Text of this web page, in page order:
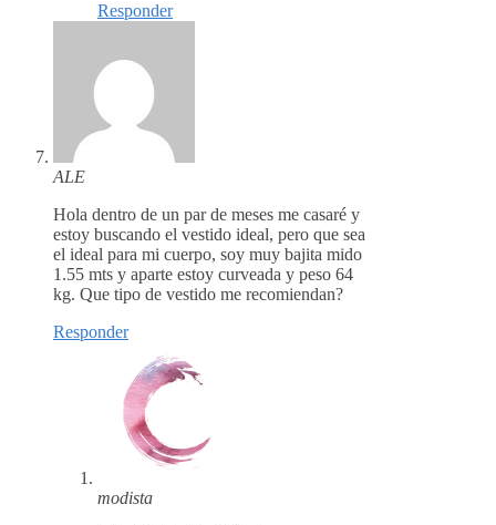
Responder
ALE
Hola dentro de un par de meses me casaré y
estoy buscando el vestido ideal, pero que sea
el ideal para mi cuerpo, soy muy bajita mido
1.55 mts y aparte estoy curveada y peso 64
kg. Que tipo de vestido me recomiendan?
Responder
modista